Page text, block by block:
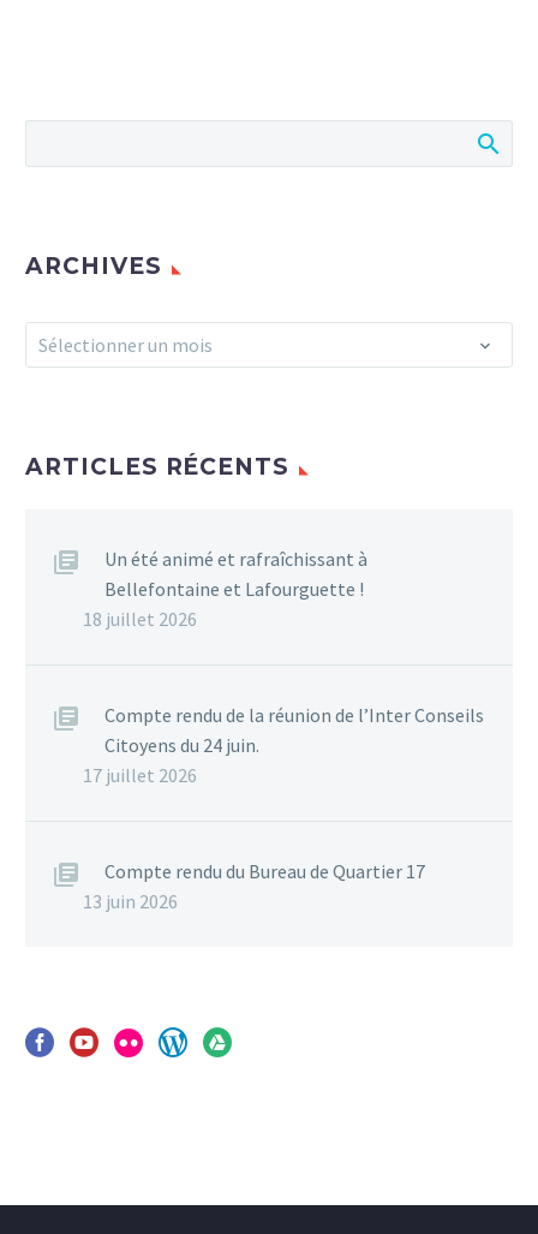
ARCHIVES
Archives
Sélectionner un mois
ARTICLES RÉCENTS
Un été animé et rafraîchissant à
Bellefontaine et Lafourguette !
18 juillet 2026
Compte rendu de la réunion de l’Inter Conseils
Citoyens du 24 juin.
17 juillet 2026
Compte rendu du Bureau de Quartier 17
13 juin 2026